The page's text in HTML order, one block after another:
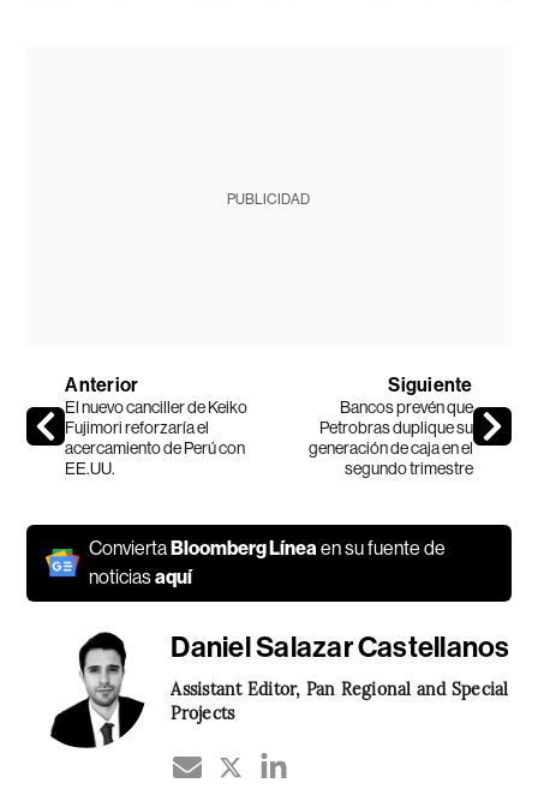
PUBLICIDAD
Anterior
El nuevo canciller de Keiko
Fujimori reforzaría el
acercamiento de Perú con
EE.UU.
Siguiente
Bancos prevén que
Petrobras duplique su
generación de caja en el
segundo trimestre
ConviertaBloomberg Líneaen su fuente de
noticiasaquí
Daniel Salazar Castellanos
Assistant Editor, Pan Regional and Special
Projects